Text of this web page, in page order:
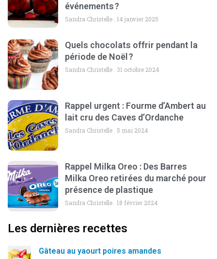
événements ?
Sandra Christelle 14 janvier 2025
Quels chocolats offrir pendant la
période de Noël ?
Sandra Christelle 31 octobre 2024
Rappel urgent : Fourme d’Ambert au
lait cru des Caves d’Ordanche
Sandra Christelle 5 mai 2024
Rappel Milka Oreo : Des Barres
Milka Oreo retirées du marché pour
présence de plastique
Sandra Christelle 18 février 2024
Les dernières recettes
Gâteau au yaourt poires amandes